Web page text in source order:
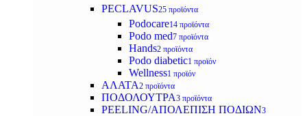
PECLAVUS25 προϊόντα
Podocare14 προϊόντα
Podo med7 προϊόντα
Hands2 προϊόντα
Podo diabetic1 προϊόν
Wellness1 προϊόν
ΑΛΑΤΑ2 προϊόντα
ΠΟΔΟΛΟΥΤΡΑ3 προϊόντα
PEELING/ΑΠΟΛΕΠΙΣΗ ΠΟΔΙΩΝ3